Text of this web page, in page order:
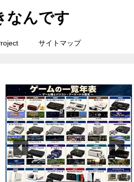
なんです
サイトマップ